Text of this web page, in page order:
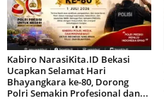
Kabiro NarasiKita.ID Bekasi
Ucapkan Selamat Hari
Bhayangkara ke-80, Dorong
Polri Semakin Profesional dan...